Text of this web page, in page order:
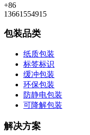
+86
13661554915
包装品类
纸质包装
标签标识
缓冲包装
环保包装
防静电包装
可降解包装
解决方案